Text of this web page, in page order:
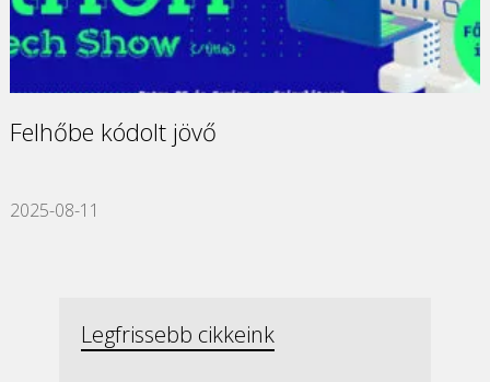
Felhőbe kódolt jövő
2025-08-11
Legfrissebb cikkeink